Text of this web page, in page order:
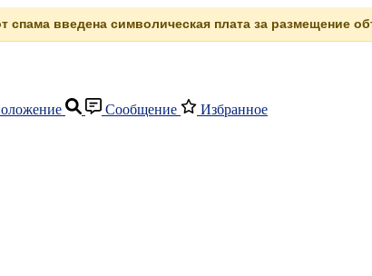
спама введена символическая плата за размещение
Сообщение Избранное